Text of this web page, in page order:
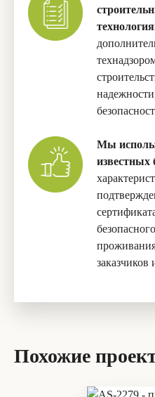
Мы
известных
заказчиков
Похожие